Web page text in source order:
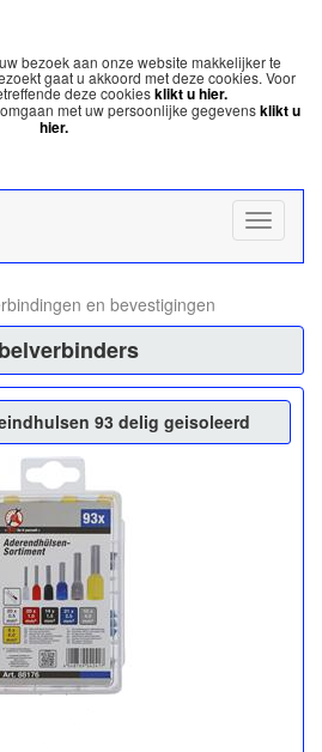
bezoek aan onze website makkelijker te
gaat u akkoord met deze cookies. Voor
deze cookiesklikt u hier.
met uw persoonlijke gegevensklikt u
hier.
en bevestigingen
93 delig geisoleerd